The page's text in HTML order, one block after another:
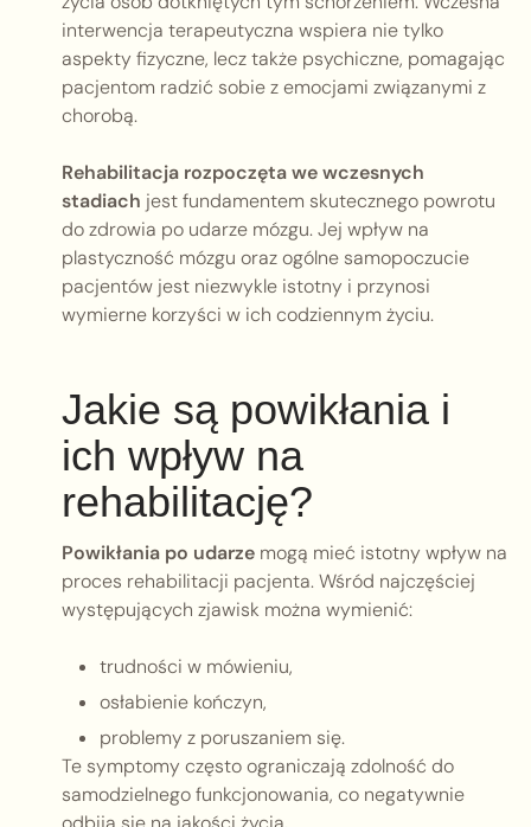
interwencja terapeutyczna wspiera nie tylko
aspekty fizyczne, lecz także psychiczne, pomagając
pacjentom radzić sobie z emocjami związanymi z
chorobą.
Rehabilitacja rozpoczęta we wczesnych
stadiach jest fundamentem skutecznego powrotu
do zdrowia po udarze mózgu. Jej wpływ na
plastyczność mózgu oraz ogólne samopoczucie
pacjentów jest niezwykle istotny i przynosi
wymierne korzyści w ich codziennym życiu.
Jakie są powikłania i
ich wpływ na
rehabilitację?
Powikłania po udarze mogą mieć istotny wpływ na
proces rehabilitacji pacjenta. Wśród najczęściej
występujących zjawisk można wymienić:
trudności w mówieniu,
osłabienie kończyn,
problemy z poruszaniem się.
Te symptomy często ograniczają zdolność do
samodzielnego funkcjonowania, co negatywnie